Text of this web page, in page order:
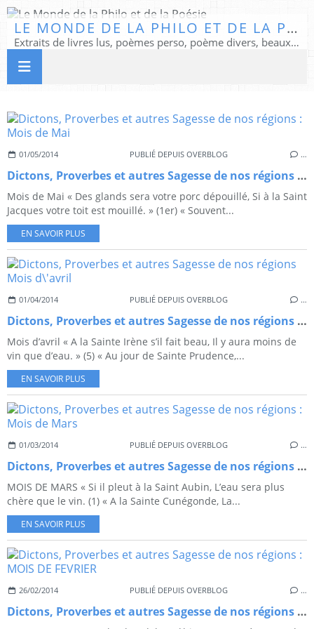
LE MONDE DE LA PHILO ET DE LA POÉSIE
Extraits de livres lus, poèmes perso, poème divers, beaux textes...
01/05/2014 PUBLIÉ DEPUIS OVERBLOG …
Dictons, Proverbes et autres Sagesse de nos régions : Mois de Mai
Mois de Mai « Des glands sera votre porc dépouillé, Si à la Saint
Jacques votre toit est mouillé. » (1er) « Souvent...
EN SAVOIR PLUS
01/04/2014 PUBLIÉ DEPUIS OVERBLOG …
Dictons, Proverbes et autres Sagesse de nos régions Mois d\'avril
Mois d’avril « A la Sainte Irène s’il fait beau, Il y aura moins de
vin que d’eau. » (5) « Au jour de Sainte Prudence,...
EN SAVOIR PLUS
01/03/2014 PUBLIÉ DEPUIS OVERBLOG …
Dictons, Proverbes et autres Sagesse de nos régions : Mois de Mars
MOIS DE MARS « Si il pleut à la Saint Aubin, L’eau sera plus
chère que le vin. (1) « A la Sainte Cunégonde, La...
EN SAVOIR PLUS
26/02/2014 PUBLIÉ DEPUIS OVERBLOG …
Dictons, Proverbes et autres Sagesse de nos régions : MOIS DE FEVRIER